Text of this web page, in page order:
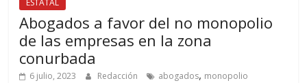
Abogados a favor del no monopolio
de las empresas en la zona
conurbada
6 julio, 2023 Redacción abogados, monopolio